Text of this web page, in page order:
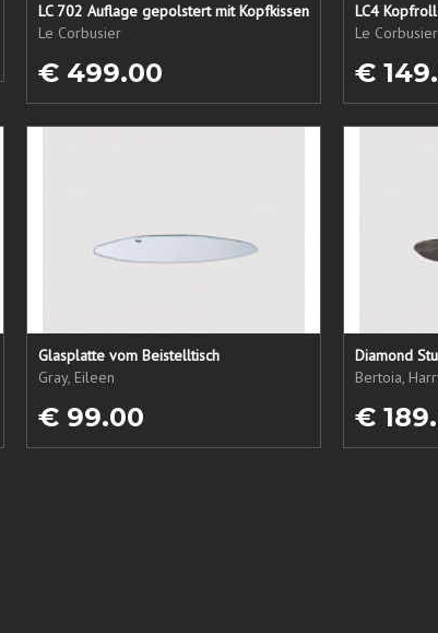
LC 702 Auflage gepolstert mit Kopfkissen
Le Corbusier
€ 499.00
LC4
Le Corbusier
€
Glasplatte vom Beistelltisch
Gray, Eileen
€ 99.00
Diamond
Bertoia,
€